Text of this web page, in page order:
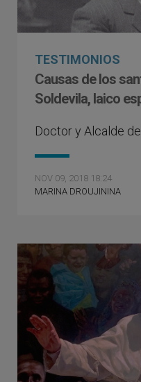
TESTIMONIOS
Causas de los
Soldevila, laico
Doctor y Alcalde
NOV 09, 2018 18:24
MARINA DROUJININA